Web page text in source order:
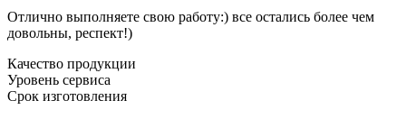
Отлично выполняете свою работу:) все остались более чем
довольны, респект!)
Качество продукции
Уровень сервиса
Срок изготовления